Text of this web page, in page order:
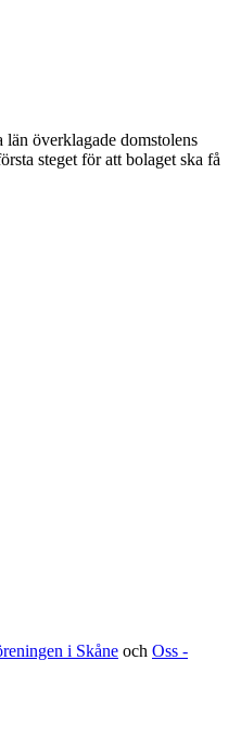
överklagade domstolens
steget för att bolaget ska få
i Skåne och Oss -